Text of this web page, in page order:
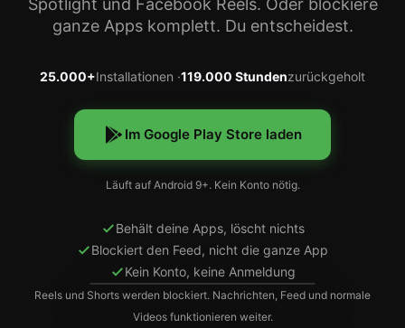
Spotlight und Facebook Reels. Oder blockiere
ganze Apps komplett. Du entscheidest.
25.000+Installationen ·119.000 Stundenzurückgeholt
Im Google Play Store laden
Läuft auf Android 9+. Kein Konto nötig.
Behält deine Apps, löscht nichts
Blockiert den Feed, nicht die ganze App
Kein Konto, keine Anmeldung
Reels und Shorts werden blockiert. Nachrichten, Feed und normale
Videos funktionieren weiter.